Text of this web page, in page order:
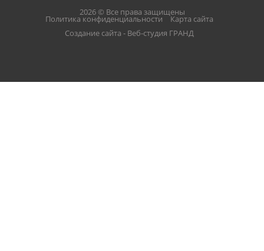
2026 © Все права защищены
Политика конфиденциальности
Карта сайта
Создание сайта - Веб-студия ГРАНД